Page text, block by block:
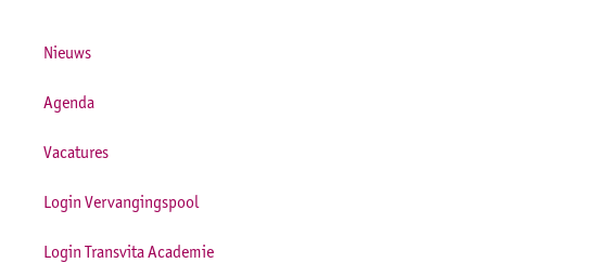
Nieuws
Agenda
Vacatures
Login Vervangingspool
Login Transvita Academie